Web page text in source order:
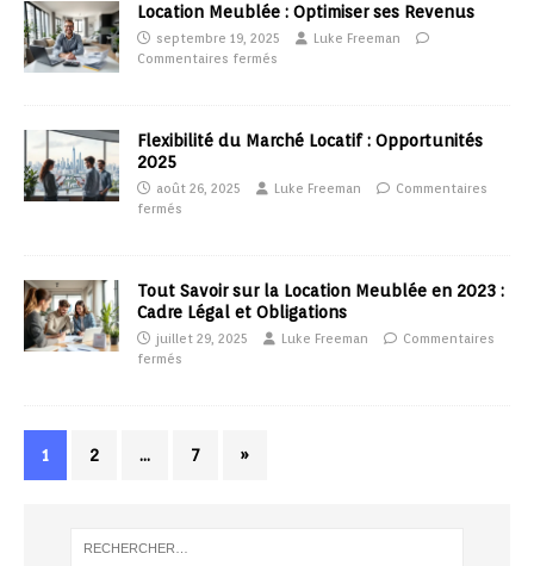
Location Meublée : Optimiser ses Revenus
septembre 19, 2025
Luke Freeman
Commentaires fermés
Flexibilité du Marché Locatif : Opportunités
2025
août 26, 2025 Luke Freeman
Commentaires
fermés
Tout Savoir sur la Location Meublée en 2023 :
Cadre Légal et Obligations
juillet 29, 2025 Luke Freeman
Commentaires
fermés
1 2 … 7 »